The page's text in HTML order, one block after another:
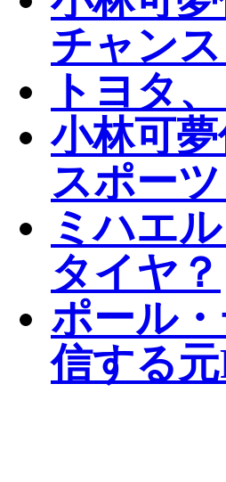
チャンス
トヨタ
小林可
スポー
ミハエ
タイヤ？
ポール
信する